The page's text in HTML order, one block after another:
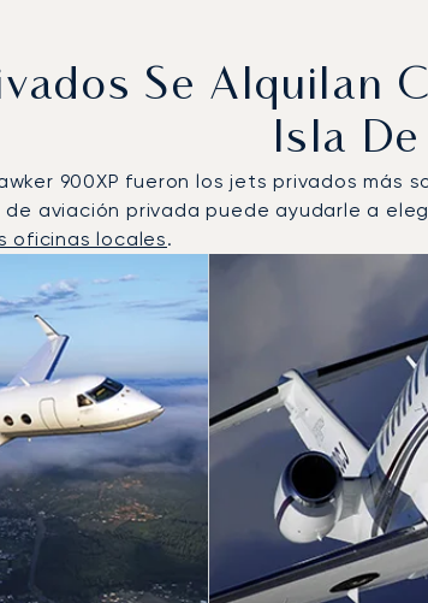
Se Alquilan
Isla
900XP fueron los jets privados
aviación privada puede ayudarle a
oficinas locales.
más operados por número de
(nudos)
Autonomía (km)